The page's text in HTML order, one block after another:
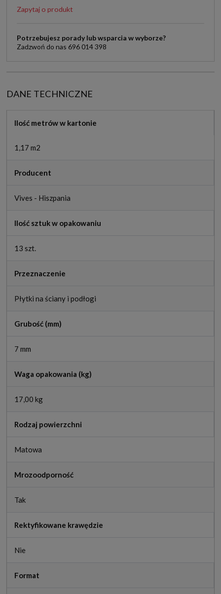
Zapytaj o produkt
Potrzebujesz porady lub wsparcia w wyborze?
Zadzwoń do nas 696 014 398
DANE TECHNICZNE
Ilość metrów w kartonie
1,17 m2
Producent
Vives - Hiszpania
Ilość sztuk w opakowaniu
13 szt.
Przeznaczenie
Płytki na ściany i podłogi
Grubość (mm)
7 mm
Waga opakowania (kg)
17,00 kg
Rodzaj powierzchni
Matowa
Mrozoodporność
Tak
Rektyfikowane krawędzie
Nie
Format